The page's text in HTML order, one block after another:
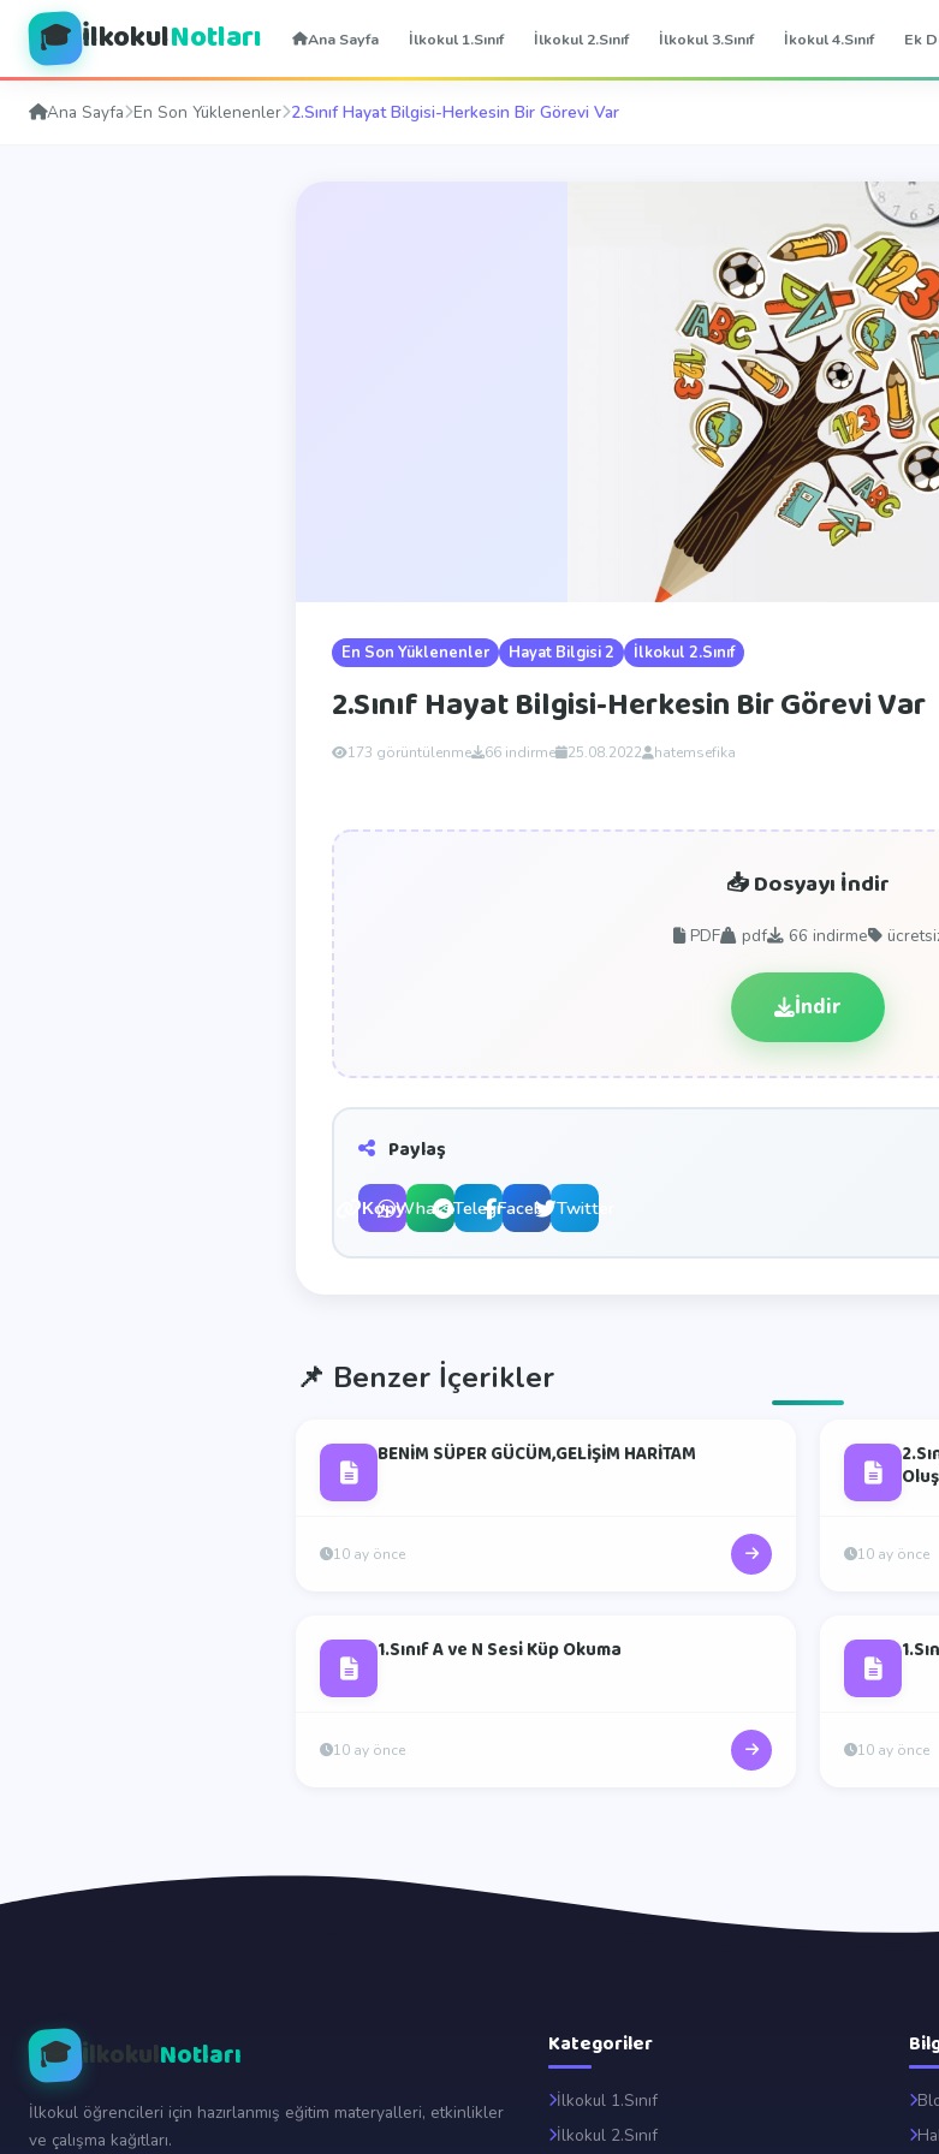
🎓 İlkokulNotları Ana Sayfa İlkokul 1.Sınıf İlkokul 2.Sınıf İlkokul 3.Sınıf İkokul 4.Sınıf Ek
Ana Sayfa En Son Yüklenenler 2.Sınıf Hayat Bilgisi-Herkesin Bir Görevi Var
En Son Yüklenenler Hayat Bilgisi 2 İlkokul 2.Sınıf
2.Sınıf Hayat Bilgisi-Herkesin Bir Görevi Var
173 görüntülenme 66 indirme 25.08.2022 hatemsefika
📥 Dosyayı İndir
PDF pdf 66indirme
İndir
Paylaş
KopyalaWhatsAppTelegramFacebookTwitter
📌 Benzer İçerikler
BENİM SÜPER GÜCÜM,GELİŞİM HARİTAM
10 ay önce 10 ay önce
1.Sınıf A ve N Sesi Küp Okuma
10 ay önce 10 ay önce
🎓 İlkokulNotları
İlkokul öğrencileri için hazırlanmış eğitim materyalleri, etkinlikler
ve çalışma kağıtları.
Kategoriler
İlkokul 1.Sınıf
İlkokul 2.Sınıf